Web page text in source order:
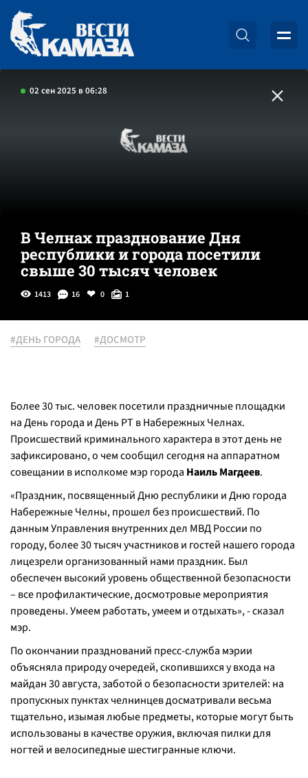
02 сен 2025 в 06:28
В Челнах празднование Дня
республики и города посетили
свыше 30 тысяч человек
1413 16 0 1
#ДЕНЬ ГОРОДА #ДОСМОТР
Более 30 тыс. человек посетили праздничные площадки
на День города и День РТ в Набережных Челнах.
Происшествий криминального характера в этот день не
зафиксировано, о чем сообщил сегодня на аппаратном
совещании в исполкоме мэр города Наиль Магдеев.
«Праздник, посвященный Дню республики и Дню города
Набережные Челны, прошел без происшествий. По
данным Управления внутренних дел МВД России по
городу, более 30 тысяч участников и гостей нашего города
лицезрели организованный нами праздник. Был
обеспечен высокий уровень общественной безопасности
– все профилактические, досмотровые мероприятия
проведены. Умеем работать, умеем и отдыхать», - сказал
мэр.
По окончании празднований пресс-служба мэрии
объясняла природу очередей, скопившихся у входа на
майдан 30 августа, заботой о безопасности зрителей: на
пропускных пунктах челнинцев досматривали весьма
тщательно, изымая любые предметы, которые могут быть
использованы в качестве оружия, включая пилки для
ногтей и велосипедные шестигранные ключи.